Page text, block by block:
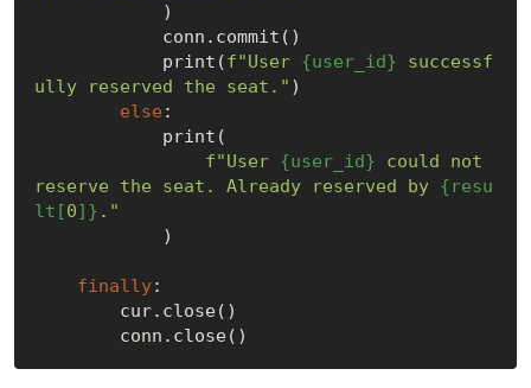
            print(
f"User {user_id} successf
ully reserved the seat." )
else :
f"User {user_id} could not
reserve the seat. Already reserved by {resu
lt[0]} ."
finally: